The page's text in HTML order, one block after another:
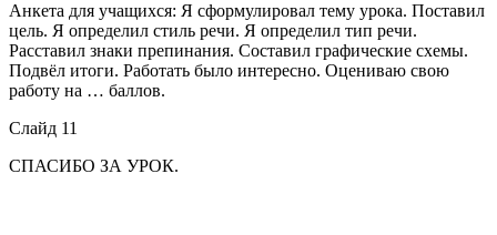
Анкета для учащихся: Я сформулировал тему урока. Поставил
цель. Я определил стиль речи. Я определил тип речи.
Расставил знаки препинания. Составил графические схемы.
Подвёл итоги. Работать было интересно. Оцениваю свою
работу на … баллов.
Слайд 11
СПАСИБО ЗА УРОК.